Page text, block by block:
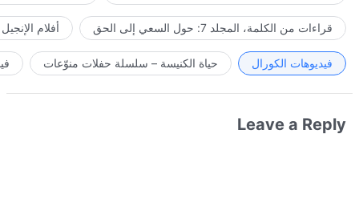
قراءات من الكلمة، المجلد 7: حول السعي إلى الحق أفلام الإنجيل
فيديوهات الكورال حياة الكنيسة – سلسلة حفلات منوّعات
Leave a Reply